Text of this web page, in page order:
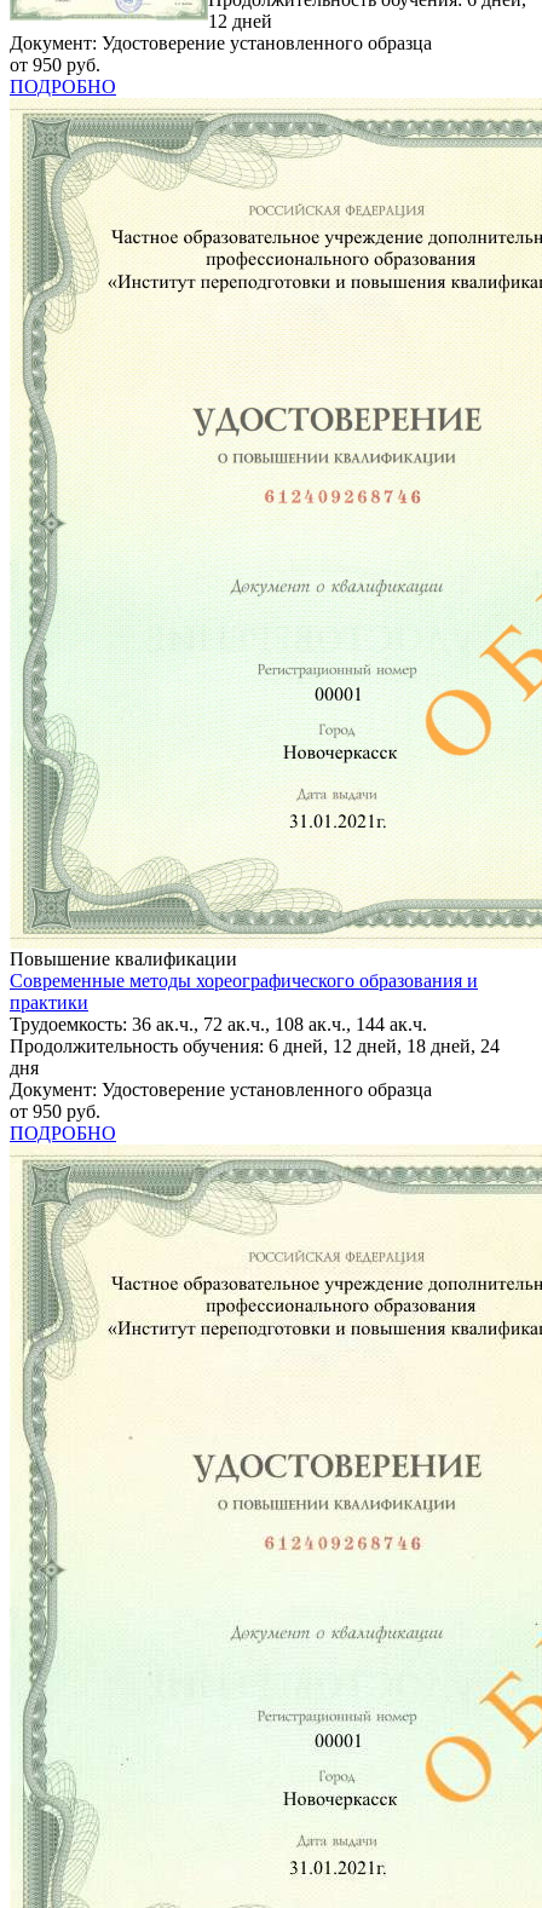
12 дней
Документ: Удостоверение установленного образца
от 950 руб.
ПОДРОБНО
Повышение квалификации
Современные методы хореографического образования и
практики
Трудоемкость: 36 ак.ч., 72 ак.ч., 108 ак.ч., 144 ак.ч.
Продолжительность обучения: 6 дней, 12 дней, 18 дней, 24
дня
Документ: Удостоверение установленного образца
от 950 руб.
ПОДРОБНО